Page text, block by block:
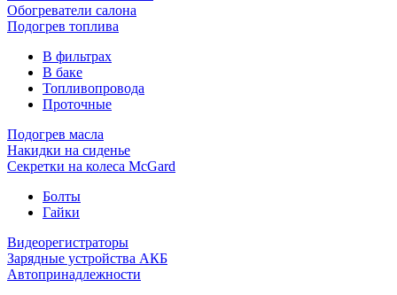
Обогреватели салона
Подогрев топлива
В фильтрах
В баке
Топливопровода
Проточные
Подогрев масла
Накидки на сиденье
Секретки на колеса McGard
Болты
Гайки
Видеорегистраторы
Зарядные устройства АКБ
Автопринадлежности